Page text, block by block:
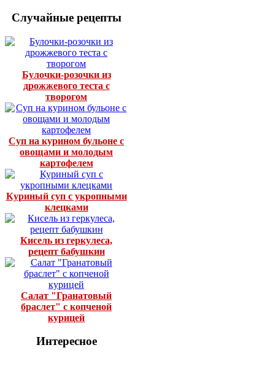
Случайные рецепты
Булочки-розочки из
дрожжевого теста с
творогом
Суп на курином бульоне с
овощами и молодым
картофелем
Куриный суп с укропными
клецками
Кисель из геркулеса,
рецепт бабушкин
Салат "Гранатовый
браслет" с копченой
курицей
Интересное